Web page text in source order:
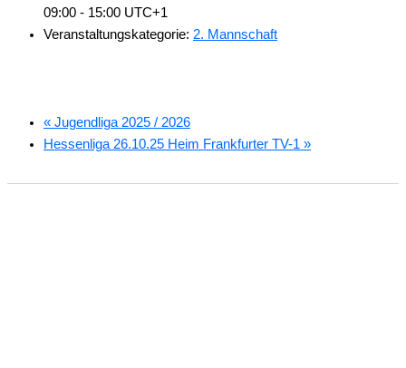
09:00 - 15:00 UTC+1
Veranstaltungskategorie: 2. Mannschaft
« Jugendliga 2025 / 2026
Hessenliga 26.10.25 Heim Frankfurter TV-1 »